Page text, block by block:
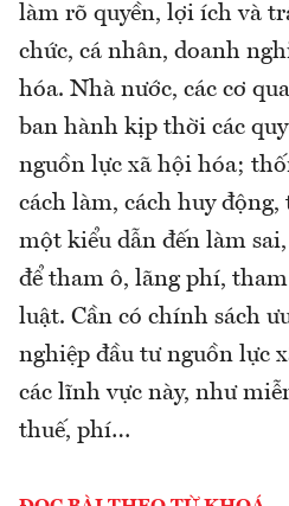
làm rõ quyền, lợi ích và
chức, cá nhân, doanh
hóa. Nhà nước, các cơ
ban hành kịp thời các
nguồn lực xã hội hóa;
cách làm, cách huy
một kiểu dẫn đến làm
để tham ô, lãng phí,
luật. Cần có chính sách
nghiệp đầu tư nguồn lực
các lĩnh vực này, như
thuế, phí…